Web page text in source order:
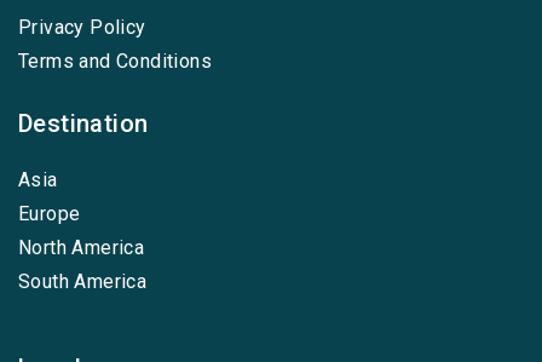
Privacy Policy
Terms and Conditions
Destination
Asia
Europe
North America
South America